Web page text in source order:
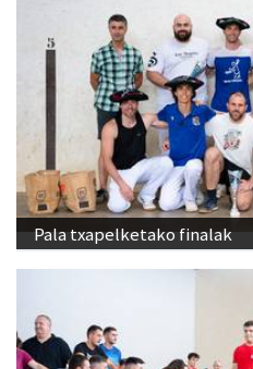
Pala txapelketako finalak